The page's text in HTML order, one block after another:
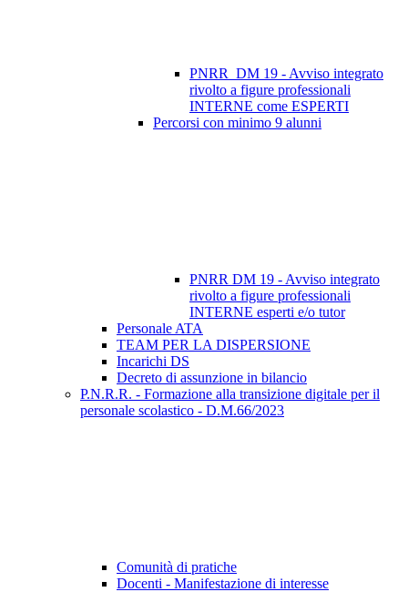
PNRR_DM 19 - Avviso integrato
rivolto a figure professionali
INTERNE come ESPERTI
Percorsi con minimo 9 alunni
PNRR DM 19 - Avviso integrato
rivolto a figure professionali
INTERNE esperti e/o tutor
Personale ATA
TEAM PER LA DISPERSIONE
Incarichi DS
Decreto di assunzione in bilancio
P.N.R.R. - Formazione alla transizione digitale per il
personale scolastico - D.M.66/2023
Comunità di pratiche
Docenti - Manifestazione di interesse